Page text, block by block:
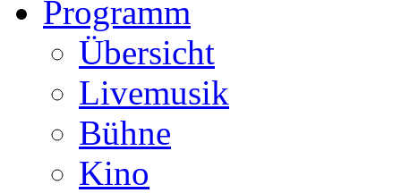
Programm
Übersicht
Livemusik
Bühne
Kino